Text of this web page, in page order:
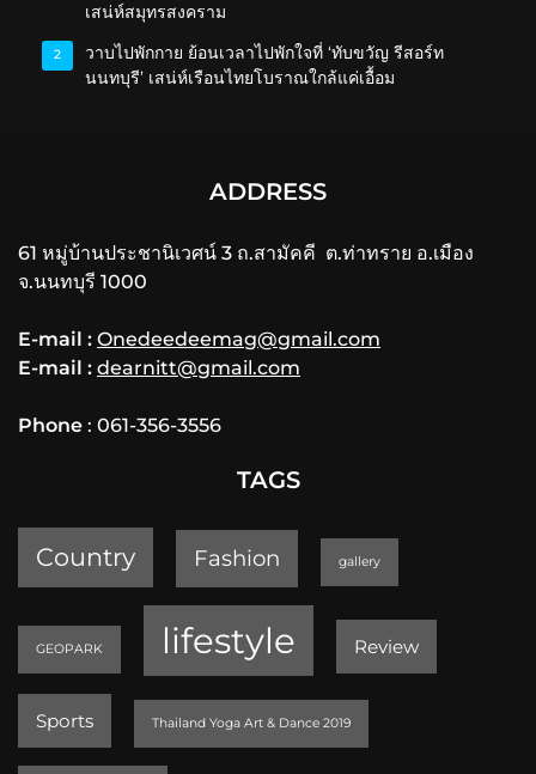
เสน่ห์สมุทรสงคราม
2
วาบไปพักกาย ย้อนเวลาไปพักใจที่ ‘ทับขวัญ รีสอร์ท
นนทบุรี’ เสน่ห์เรือนไทยโบราณใกล้แค่เอื้อม
ADDRESS
61 หมู่บ้านประชานิเวศน์ 3 ถ.สามัคคี ต.ท่าทราย อ.เมือง
จ.นนทบุรี 1000
E-mail : Onedeedeemag@gmail.com
E-mail : dearnitt@gmail.com
Phone : 061-356-3556
TAGS
Country Fashion gallery
GEOPARK lifestyle Review
Sports Thailand Yoga Art & Dance 2019